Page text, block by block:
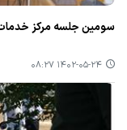
سومین جلسه مركز خدمات
۱۴۰۲-۰۵-۲۴ ۰۸:۲۷